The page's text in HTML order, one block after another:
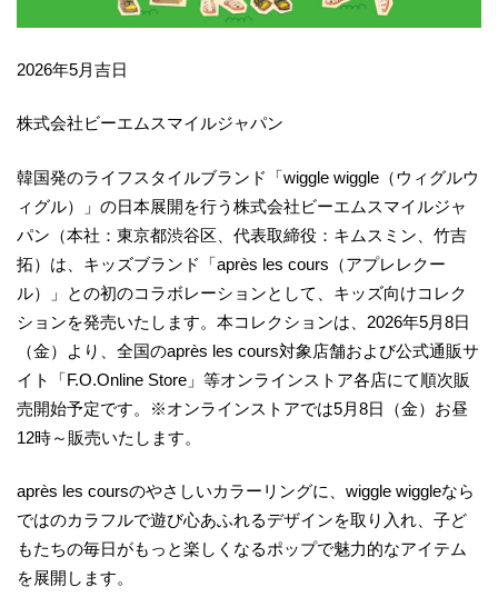
2026年5月吉日
株式会社ビーエムスマイルジャパン
韓国発のライフスタイルブランド「wiggle wiggle（ウィグルウ
ィグル）」の日本展開を行う株式会社ビーエムスマイルジャ
パン（本社：東京都渋谷区、代表取締役：キムスミン、竹吉
拓）は、キッズブランド「après les cours（アプレレクー
ル）」との初のコラボレーションとして、キッズ向けコレク
ションを発売いたします。本コレクションは、2026年5月8日
（金）より、全国のaprès les cours対象店舗および公式通販サ
イト「F.O.Online Store」等オンラインストア各店にて順次販
売開始予定です。※オンラインストアでは5月8日（金）お昼
12時～販売いたします。
après les coursのやさしいカラーリングに、wiggle wiggleなら
ではのカラフルで遊び心あふれるデザインを取り入れ、子ど
もたちの毎日がもっと楽しくなるポップで魅力的なアイテム
を展開します。